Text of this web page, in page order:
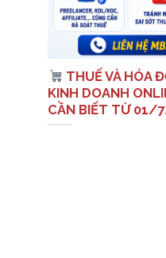
THUẾ VÀ HÓA
KINH DOANH
CẦN BIẾT TỪ 01/